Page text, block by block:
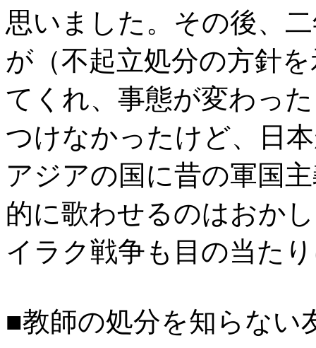
思いました。その後、
が（不起立処分の方針
てくれ、事態が変わっ
つけなかったけど、日
アジアの国に昔の軍国
的に歌わせるのはおか
イラク戦争も目の当た
■教師の処分を知らない